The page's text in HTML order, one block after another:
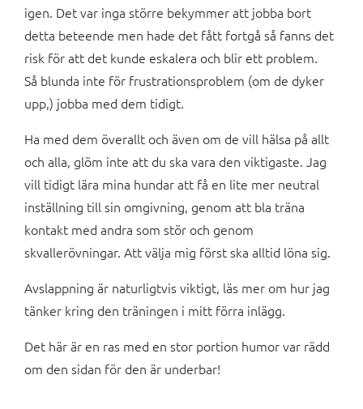
igen. Det var inga större bekymmer att jobba bort
detta beteende men hade det fått fortgå så fanns det
risk för att det kunde eskalera och blir ett problem.
Så blunda inte för frustrationsproblem (om de dyker
upp,) jobba med dem tidigt.
Ha med dem överallt och även om de vill hälsa på allt
och alla, glöm inte att du ska vara den viktigaste. Jag
vill tidigt lära mina hundar att få en lite mer neutral
inställning till sin omgivning, genom att bla träna
kontakt med andra som stör och genom
skvallerövningar. Att välja mig först ska alltid löna sig.
Avslappning är naturligtvis viktigt, läs mer om hur jag
tänker kring den träningen i mitt förra inlägg.
Det här är en ras med en stor portion humor var rädd
om den sidan för den är underbar!